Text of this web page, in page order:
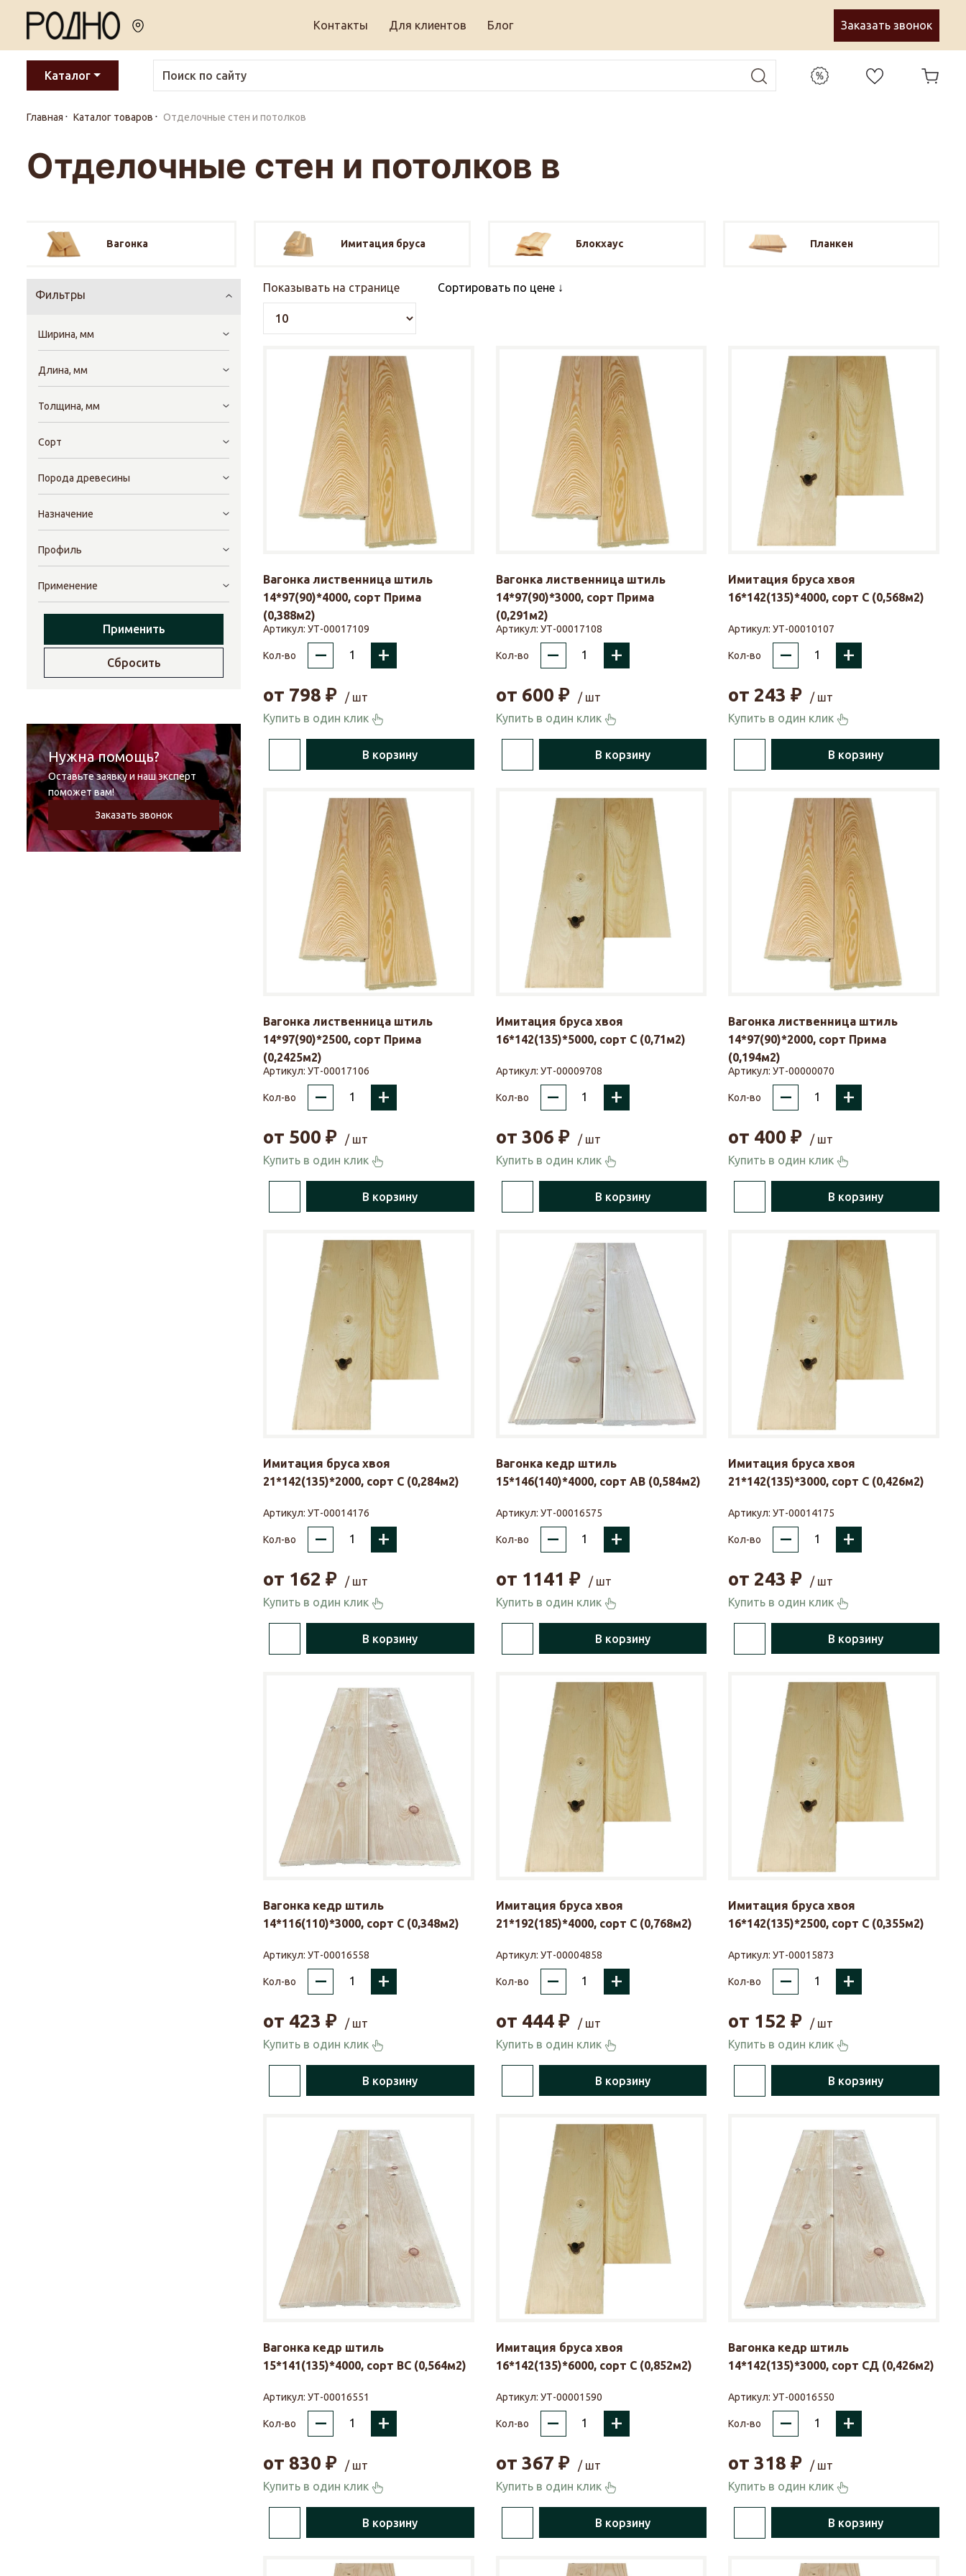
Контакты Для клиентов Блог Заказать звонок
Каталог
Главная Каталог товаров Отделочные стен и потолков
Отделочные стен и потолков в
Вагонка Имитация бруса Блокхаус Планкен
Фильтры
Ширина, мм
Длина, мм
Толщина, мм
Сорт
Порода древесины
Назначение
Профиль
Применение
Применить
Сбросить
Нужна помощь?
Оставьте заявку и наш эксперт
поможет вам!
Заказать звонок
Показывать на странице Сортировать по цене
Вагонка лиственница штиль
14*97(90)*4000, сорт Прима
(0,388м2)
Артикул: УТ-00017109
Кол-во – +
от 798 ₽
/ шт
Купить в один клик
В корзину
Вагонка лиственница штиль
14*97(90)*3000, сорт Прима
(0,291м2)
Артикул: УТ-00017108
Кол-во – +
от 600 ₽
/ шт
Купить в один клик
В корзину
Имитация бруса хвоя
16*142(135)*4000, сорт С (0,568м2)
Артикул:УТ-00010107
Кол-во – +
от243 ₽
/ шт
Купить в один клик
В корзину
Вагонка лиственница штиль
14*97(90)*2500, сорт Прима
(0,2425м2)
Артикул: УТ-00017106
Кол-во – +
от 500 ₽
/ шт
Купить в один клик
В корзину
Имитация бруса хвоя
16*142(135)*5000, сорт С (0,71м2)
Артикул: УТ-00009708
Кол-во – +
от 306 ₽
/ шт
Купить в один клик
В корзину
Вагонка лиственница штиль
14*97(90)*2000, сорт Прима
(0,194м2)
Артикул:УТ-00000070
Кол-во – +
от 400 ₽
/ шт
Купить в один клик
В корзину
Имитация бруса хвоя
21*142(135)*2000, сорт С (0,284м2)
Артикул: УТ-00014176
Кол-во – +
от 162 ₽
/ шт
Купить в один клик
В корзину
Вагонка кедр штиль
15*146(140)*4000, сорт АВ (0,584м2)
Артикул: УТ-00016575
Кол-во – +
от 1141 ₽
/ шт
Купить в один клик
В корзину
Имитация бруса хвоя
21*142(135)*3000, сорт С (0,426м2)
Артикул:УТ-00014175
Кол-во – +
от243 ₽
/ шт
Купить в один клик
В корзину
Вагонка кедр штиль
14*116(110)*3000, сорт С (0,348м2)
Артикул: УТ-00016558
Кол-во – +
от 423 ₽
/ шт
Купить в один клик
В корзину
Имитация бруса хвоя
21*192(185)*4000, сорт С (0,768м2)
Артикул: УТ-00004858
Кол-во – +
от 444₽
/ шт
Купить в один клик
В корзину
Имитация бруса хвоя
16*142(135)*2500, сорт С (0,355м2)
Артикул:УТ-00015873
Кол-во – +
от 152 ₽
/ шт
Купить в один клик
В корзину
Вагонка кедр штиль
15*141(135)*4000, сорт ВС (0,564м2)
Артикул: УТ-00016551
Кол-во – +
от 830 ₽
/ шт
Купить в один клик
В корзину
Имитация бруса хвоя
16*142(135)*6000, сорт С (0,852м2)
Артикул: УТ-00001590
Кол-во – +
от 367 ₽
/ шт
Купить в один клик
В корзину
Вагонка кедр штиль
14*142(135)*3000, сорт СД (0,426м2)
Артикул:УТ-00016550
Кол-во – +
от318 ₽
/ шт
Купить в один клик
В корзину